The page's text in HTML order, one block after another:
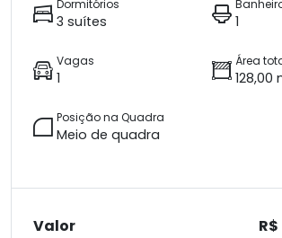
Dormitórios
3 suítes 1
Vagas
1
Área
128,00
Posição na Quadra
Meio de quadra
Valor